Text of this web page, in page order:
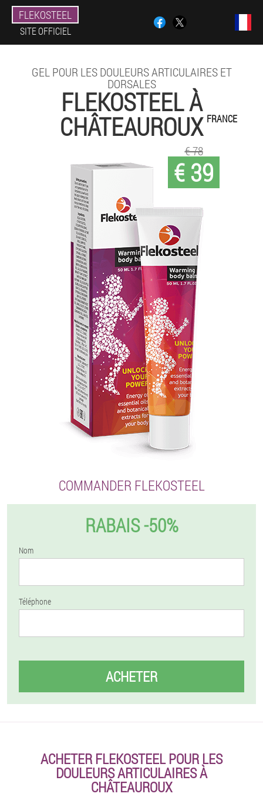
FLEKOSTEEL
SITE OFFICIEL
GEL POUR LES DOULEURS ARTICULAIRES ET
DORSALES
FLEKOSTEEL À
CHÂTEAUROUX FRANCE
€ 39
€ 78
COMMANDER FLEKOSTEEL
RABAIS -50%
Nom
Téléphone
ACHETER
ACHETER FLEKOSTEEL POUR LES
DOULEURS ARTICULAIRES À
CHÂTEAUROUX